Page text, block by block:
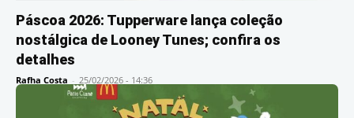
Páscoa 2026: Tupperware lança coleção
nostálgica de Looney Tunes; confira os
detalhes
Rafha Costa - 25/02/2026 - 14:36